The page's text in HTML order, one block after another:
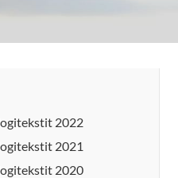
2022
2021
2020